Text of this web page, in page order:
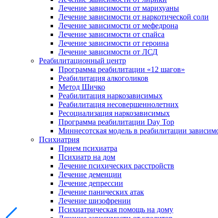
Лечение зависимости от марихуаны
Лечение зависимости от наркотической соли
Лечение зависимости от мефедрона
Лечение зависимости от спайса
Лечение зависимости от героина
Лечение зависимости от ЛСД
Реабилитационный центр
Программа реабилитации «12 шагов»
Реабилитация алкоголиков
Метод Шичко
Реабилитация наркозависимых
Реабилитация несовершеннолетних
Ресоциализация наркозависимых
Программа реабилитации Day Top
Миннесотская модель в реабилитации
Психиатрия
Прием психиатра
Психиатр на дом
Лечение психических расстройств
Лечение деменции
Лечение депрессии
Лечение панических атак
Лечение шизофрении
Психиатрическая помощь на дому